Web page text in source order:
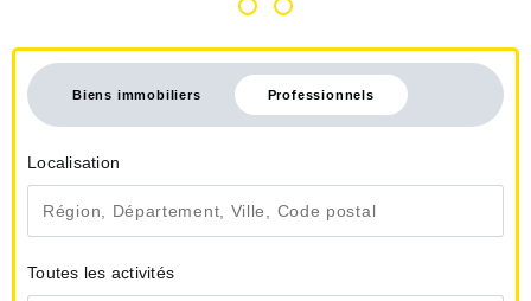
Biens immobiliers Professionnels
Localisation
Toutes les activités